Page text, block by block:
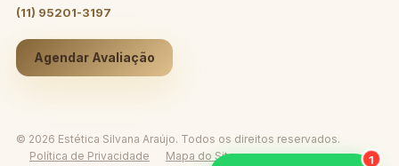
(11) 95201-3197
Agendar Avaliação
© 2026 Estética Silvana Araújo. Todos os direitos reservados.
Política de Privacidade
Mapa do Site 1